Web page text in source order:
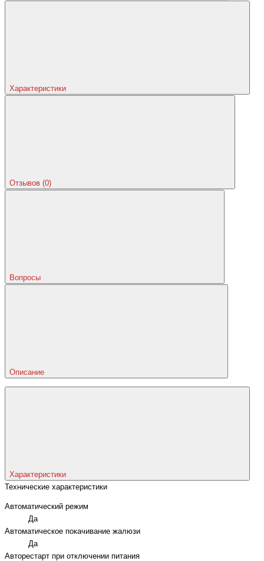
Характеристики
Отзывов (0)
Вопросы
Описание
Характеристики
Технические характеристики
Автоматический режим
Да
Автоматическое покачивание жалюзи
Да
Авторестарт при отключении питания